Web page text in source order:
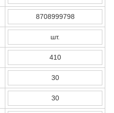
8708999798
шт.
410
30
30